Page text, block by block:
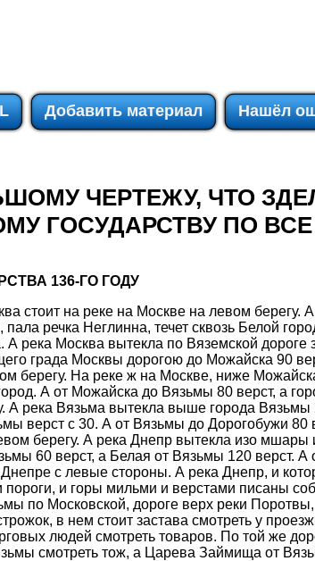
Добавить материал Нашёл
ЧЕРТЕЖУ, ЧТО
ГОСУДАРСТВУ ПО ВСЕ
136-ГО ГОДУ
стоит на реке на Москве на левом берегу.
речка Неглинна, течет сквозь Белой
А река Москва вытекла по Вяземской дороге
града Москвы дорогою до Можайска 90
берегу. На реке ж на Москве, ниже
А от Можайска до Вязьмы 80 верст, а
А река Вязьма вытекла выше города Вязьмы
верст с 30. А от Вязьмы до Дорогобужи 80
берегу. А река Днепр вытекла изо мшары
60 верст, а Белая от Вязьмы 120 верст.
с левые стороны. А река Днепр, и
пороги, и горы мильми и верстами писаны
по Московской, дороге верх реки
в нем стоит застава смотреть у
людей смотреть товаров. По той же
смотреть тож, а Царева Займища от